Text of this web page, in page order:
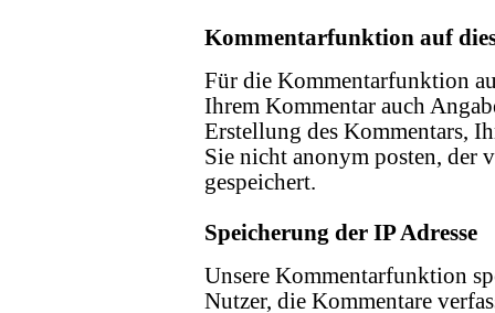
Kommentarfunktion auf
Für die Kommentarfunktion
Ihrem Kommentar auch
Erstellung des Kommentars,
Sie nicht anonym posten, der
gespeichert.
Speicherung der IP Adresse
Unsere Kommentarfunktion
Nutzer, die Kommentare